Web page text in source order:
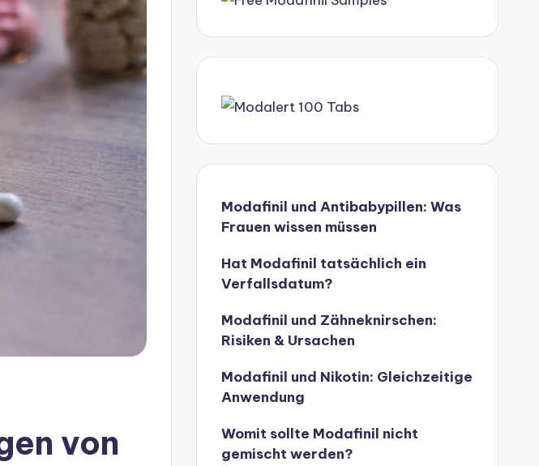
von
Modafinil und Antibabypillen: Was
Frauen wissen müssen
Hat Modafinil tatsächlich ein
Verfallsdatum?
Modafinil und Zähneknirschen:
Risiken & Ursachen
Modafinil und Nikotin: Gleichzeitige
Anwendung
Womit sollte Modafinil nicht
gemischt werden?